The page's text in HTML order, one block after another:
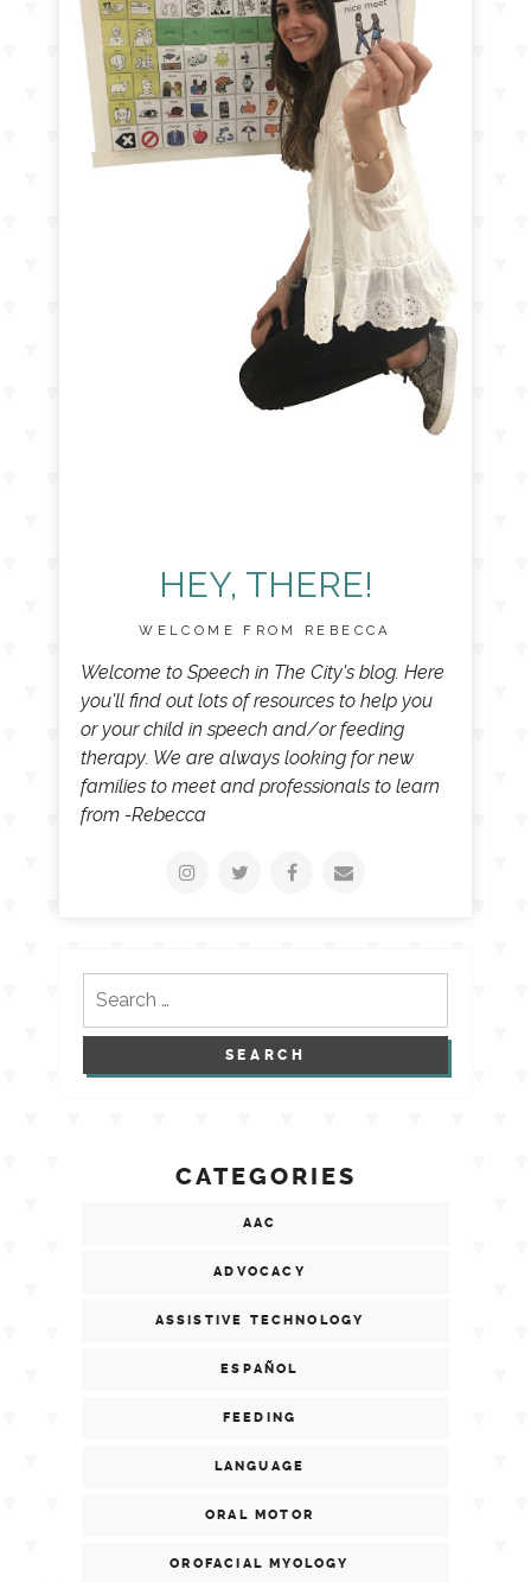
HEY, THERE!
WELCOME FROM REBECCA
Welcome to Speech in The City's blog. Here
you'll find out lots of resources to help you
or your child in speech and/or feeding
therapy. We are always looking for new
families to meet and professionals to learn
from -Rebecca
for:
CATEGORIES
AAC
ADVOCACY
ASSISTIVE TECHNOLOGY
ESPAÑOL
FEEDING
LANGUAGE
ORAL MOTOR
OROFACIAL MYOLOGY